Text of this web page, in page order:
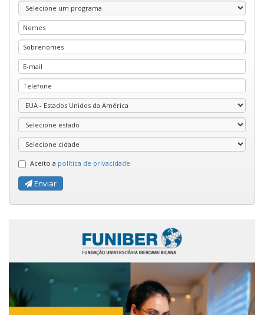
Aceito a política de privacidade
Enviar